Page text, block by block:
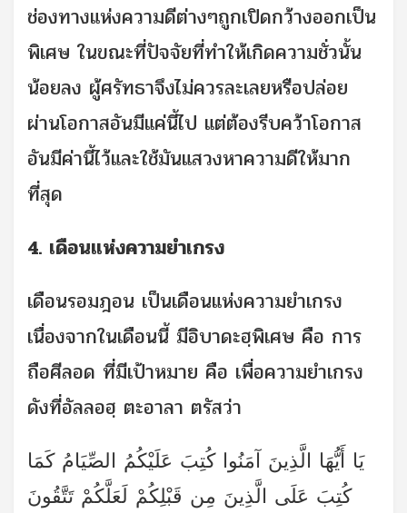
ช่องทางแห่งความดีต่างๆถูกเปิดกว้างออกเป็น
พิเศษ ในขณะที่ปัจจัยที่ทำให้เกิดความชั่วนั้น
น้อยลง ผู้ศรัทธาจึงไม่ควรละเลยหรือปล่อย
ผ่านโอกาสอันมีแค่นี้ไป แต่ต้องรีบคว้าโอกาส
อันมีค่านี้ไว้และใช้มันแสวงหาความดีให้มาก
ที่สุด
4. เดือนแห่งความยำเกรง
เดือนรอมฎอน เป็นเดือนแห่งความยำเกรง
เนื่องจากในเดือนนี้ มีอิบาดะฮฺพิเศษ คือ การ
ถือศีลอด ที่มีเป้าหมาย คือ เพื่อความยำเกรง
ดังที่อัลลอฮฺ ตะอาลา ตรัสว่า
يَا أَيُّهَا الَّذِينَ آمَنُوا كُتِبَ عَلَيْكُمُ الصِّيَامُ كَمَا
كُتِبَ عَلَى الَّذِينَ مِن قَبْلِكُمْ لَعَلَّكُمْ تَتَّقُونَ